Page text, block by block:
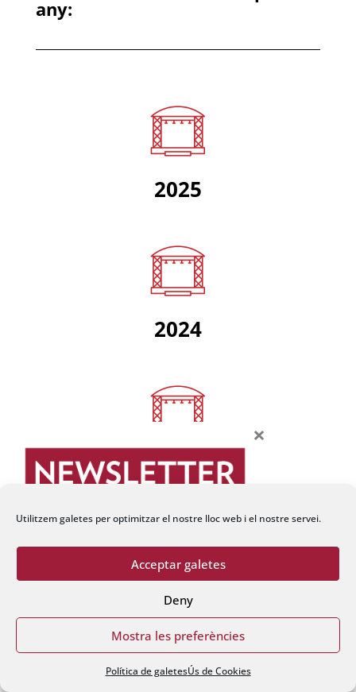
Utilitzem galetes per optimitzar el nostre lloc web i el nostre servei.
Acceptar galetes
Deny
Mostra les preferències
Política de galetesÚs de Cookies
any:
2025
2024
2023
2022
×